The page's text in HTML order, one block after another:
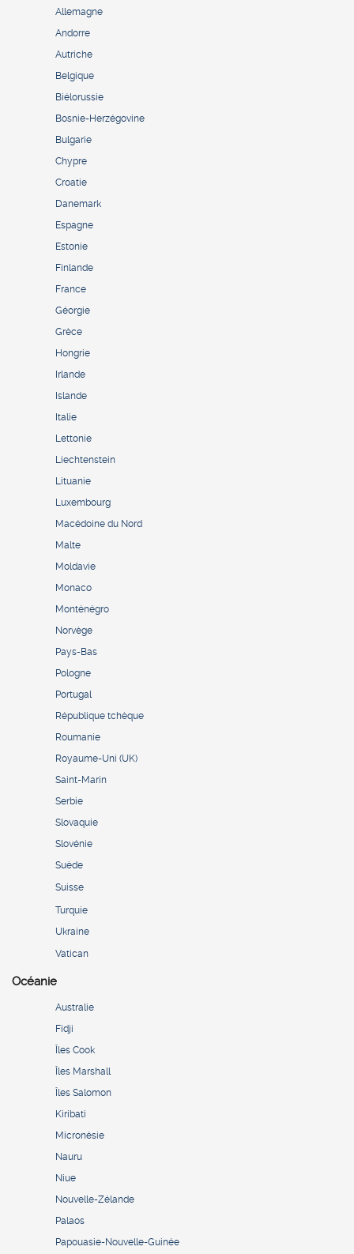
Allemagne
Andorre
Autriche
Belgique
Biélorussie
Bosnie-Herzégovine
Bulgarie
Chypre
Croatie
Danemark
Espagne
Estonie
Finlande
France
Géorgie
Grèce
Hongrie
Irlande
Islande
Italie
Lettonie
Liechtenstein
Lituanie
Luxembourg
Macédoine du Nord
Malte
Moldavie
Monaco
Monténégro
Norvège
Pays-Bas
Pologne
Portugal
République tchèque
Roumanie
Royaume-Uni (UK)
Saint-Marin
Serbie
Slovaquie
Slovénie
Suède
Suisse
Turquie
Ukraine
Vatican
Océanie
Australie
Fidji
Îles Cook
Îles Marshall
Îles Salomon
Kiribati
Micronésie
Nauru
Niue
Nouvelle-Zélande
Palaos
Papouasie-Nouvelle-Guinée